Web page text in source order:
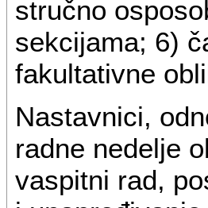
stručno
sekcijama; 6)
fakultativne
Nastavnici,
radne nedelje
vaspitni rad,